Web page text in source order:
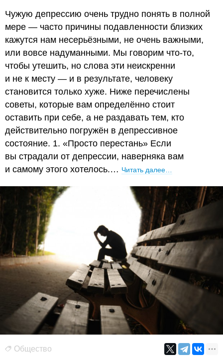
Чужую депрессию очень трудно понять в полной
мере — часто причины подавленности близких
кажутся нам несерьёзными, не очень важными,
или вовсе надуманными. Мы говорим что-то,
чтобы утешить, но слова эти неискренни
и не к месту — и в результате, человеку
становится только хуже. Ниже перечислены
советы, которые вам определённо стоит
оставить при себе, а не раздавать тем, кто
действительно погружён в депрессивное
состояние. 1. «Просто перестань» Если
вы страдали от депрессии, наверняка вам
и самому этого хотелось.… Читать далее…
Общество